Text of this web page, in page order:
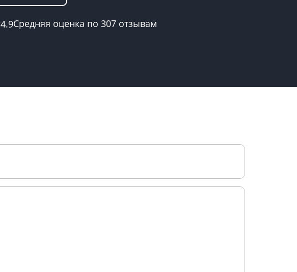
4.9Средняя оценка по 307 отзывам